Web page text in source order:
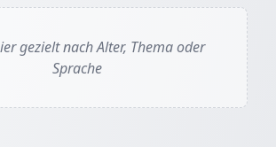
gezielt nach Alter, Thema oder
Sprache